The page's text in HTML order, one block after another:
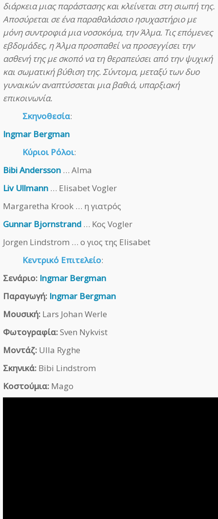
διάρκεια μιας παράστασης και κλείνεται στη σιωπή της.
Αποσύρεται σε ένα παραθαλάσσιο ησυχαστήριο με
μόνη συντροφιά μια νοσοκόμα, την Άλμα. Τις επόμενες
εβδομάδες, η Άλμα προσπαθεί να προσεγγίσει την
ασθενή της με σκοπό να τη θεραπεύσει από την ψυχική
και σωματική βύθιση της. Σύντομα, μεταξύ των δυο
γυναικών αναπτύσσεται μια βαθιά, υπαρξιακή
επικοινωνία.
Σκηνοθεσία:
Ingmar Bergman
Κύριοι Ρόλοι:
Bibi Andersson … Alma
Liv Ullmann … Elisabet Vogler
Margaretha Krook … η γιατρός
Gunnar Bjornstrand … Κος Vogler
Jorgen Lindstrom … ο γιος της Elisabet
Κεντρικό Επιτελείο:
Σενάριο: Ingmar Bergman
Παραγωγή: Ingmar Bergman
Μουσική: Lars Johan Werle
Φωτογραφία:Sven Nykvist
Μοντάζ: Ulla Ryghe
Σκηνικά: Bibi Lindstrom
Κοστούμια: Mago